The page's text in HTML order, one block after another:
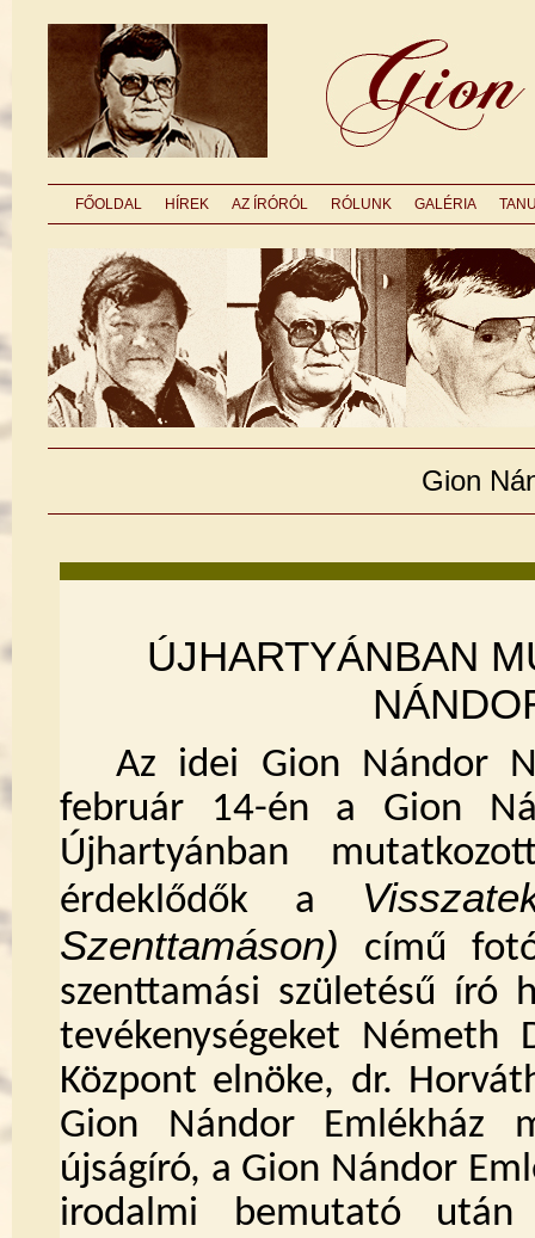
FŐOLDAL HÍREK AZ ÍRÓRÓL RÓLUNK GALÉRIA
Gion
ÚJHARTYÁNBAN
Az idei Gion Nándor
február 14-én a Gion
Újhartyánban
érdeklődők a
Szenttamáson) című
szenttamási születésű író
tevékenységeket Németh
Központ elnöke, dr.
Gion Nándor Emlékház
újságíró, a Gion Nándor
irodalmi bemutató